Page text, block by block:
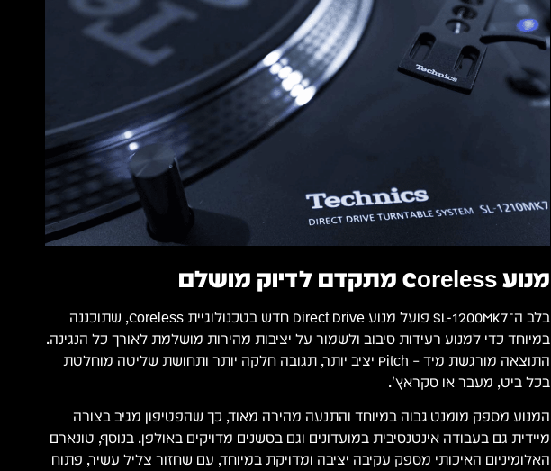
מנוע Coreless מתקדם לדיוק מושלם
בלב ה־SL-1200MK7 פועל מנוע Direct Drive חדש בטכנולוגיית Coreless, שתוכננה
במיוחד כדי למנוע רעידות סיבוב ולשמור על יציבות מהירות מושלמת לאורך כל הנגינה.
התוצאה מורגשת מיד – Pitch יציב יותר, תגובה חלקה יותר ותחושת שליטה מוחלטת
בכל ביט, מעבר או סקראץ'.
המנוע מספק מומנט גבוה במיוחד והתנעה מהירה מאוד, כך שהפטיפון מגיב בצורה
מיידית גם בעבודה אינטנסיבית במועדונים וגם בסשנים מדויקים באולפן. בנוסף, טונארם
האלומיניום האיכותי מספק עקיבה יציבה ומדויקת במיוחד, עם שחזור צליל עשיר, פתוח